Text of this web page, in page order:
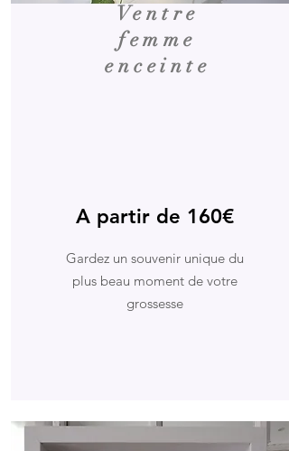
Ventre
femme
enceinte
A partir de 160€
Gardez un souvenir unique du
plus beau moment de votre
grossesse